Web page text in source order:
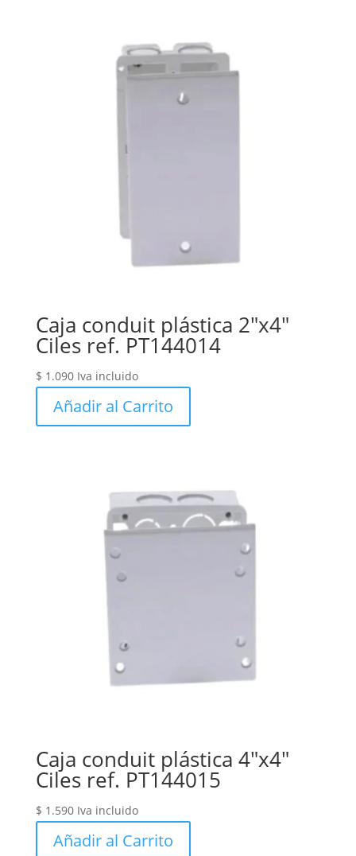
Caja conduit plástica 2″x4″
Ciles ref. PT144014
$ 1.090 Iva incluido
Añadir al Carrito
Caja conduit plástica 4″x4″
Ciles ref. PT144015
$ 1.590 Iva incluido
Añadir al Carrito